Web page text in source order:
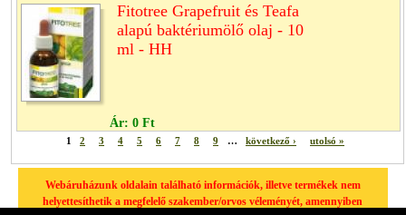
Fitotree Grapefruit és Teafa
alapú baktériumölő olaj - 10
ml - HH
Ár: 0 Ft
1 2 3 4 5 6 7 8 9 … következő › utolsó »
Webáruházunk oldalain található információk, illetve termékek nem
helyettesíthetik a megfelelő szakember/orvos véleményét, amennyiben